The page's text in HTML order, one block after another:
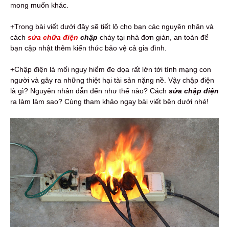
mong muốn khác.
+Trong bài viết dưới đây sẽ tiết lộ cho bạn các nguyên nhân và
cách sửa chữa điện chập cháy tại nhà đơn giản, an toàn để
bạn cập nhật thêm kiến thức bảo vệ cả gia đình.
+Chập điện là mối nguy hiểm đe dọa rất lớn tới tính mạng con
người và gây ra những thiệt hại tài sản nặng nề. Vậy chập điện
là gì? Nguyên nhân dẫn đến như thế nào? Cách sửa chập điện
ra làm làm sao? Cùng tham khảo ngay bài viết bên dưới nhé!